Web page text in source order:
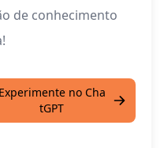
de conhecimento
Experimente no Cha
tGPT